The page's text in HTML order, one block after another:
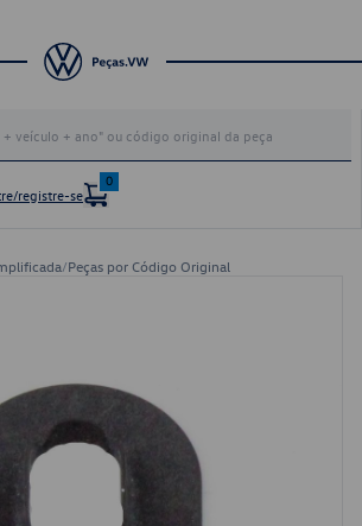
registre-se
0
/Peças por Código Original